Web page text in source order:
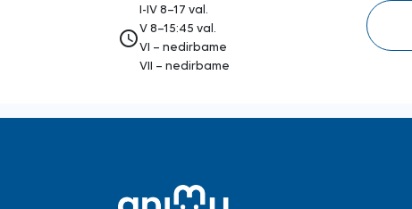
access_time
I-IV 8–17 val.
V 8–15:45 val.
VI – nedirbame
VII – nedirbame